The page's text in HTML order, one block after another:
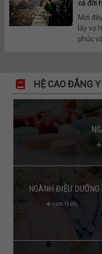
cả đời
Mới
lấy vợ
phúc
HỆ CAO ĐẲNG
NGÀNH ĐIỀU DƯỠNG
xem thêm...